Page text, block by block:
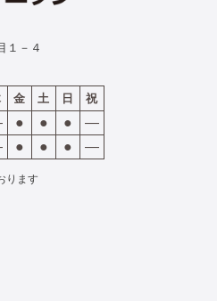
１－４
金 土 日 祝
● ● ● ―
● ● ● ―
ります